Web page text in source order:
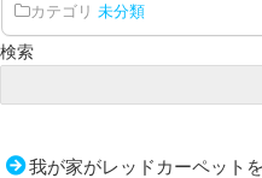
カテゴリ 未分類
検索
我が家がレッドカーペット